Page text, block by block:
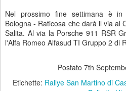
Nel prossimo fine settimana è in
Bologna - Raticosa che darà il via al
Salita. Al via la Porsche 911 RSR
l'Alfa Romeo Alfasud TI Gruppo 2 di
Postato 7th
Etichette: Rallye San Martino di